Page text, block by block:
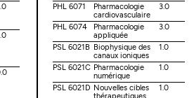
PHL 6071
Pharmacologie
cardiovasculaire
3.0
PHL 6074
Pharmacologie
appliquée
3.0
PSL 6021B Biophysique des
canaux ioniques
1.0
PSL 6021C Pharmacologie
numérique
1.0
PSL 6021D Nouvelles cibles
1.0